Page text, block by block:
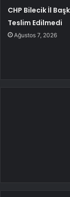
CHP Bilecik İl
Teslim Edilmedi
Ağustos 7, 2026